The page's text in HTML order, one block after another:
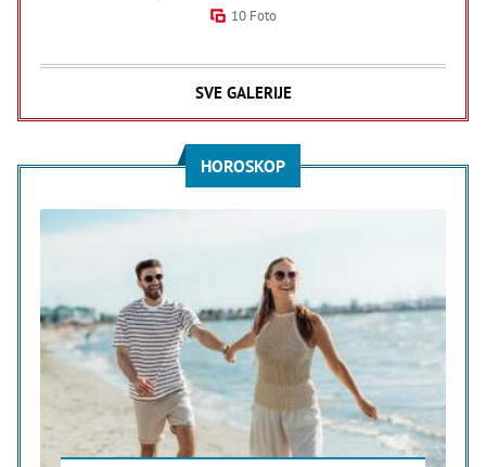
10 Foto
SVE GALERIJE
HOROSKOP